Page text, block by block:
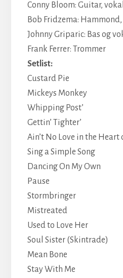
Conny Bloom: Guitar,
Bob Fridzema: Hammond,
Johnny Griparic: Bas og
Frank Ferrer: Trommer
Setlist:
Custard Pie
Mickeys Monkey
Whipping Post’
Gettin’ Tighter’
Ain’t No Love in the Heart
Sing a Simple Song
Dancing On My Own
Pause
Stormbringer
Mistreated
Used to Love Her
Soul Sister (Skintrade)
Mean Bone
Stay With Me